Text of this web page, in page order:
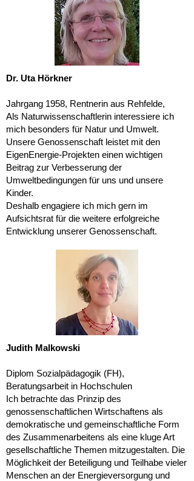
Dr. Uta Hörkner
Jahrgang 1958, Rentnerin aus Rehfelde,
Als Naturwissenschaftlerin interessiere ich
mich besonders für Natur und Umwelt.
Unsere Genossenschaft leistet mit den
EigenEnergie-Projekten einen wichtigen
Beitrag zur Verbesserung der
Umweltbedingungen für uns und unsere
Kinder.
Deshalb engagiere ich mich gern im
Aufsichtsrat für die weitere erfolgreiche
Entwicklung unserer Genossenschaft.
Judith Malkowski
Diplom Sozialpädagogik (FH),
Beratungsarbeit in Hochschulen
Ich betrachte das Prinzip des
genossenschaftlichen Wirtschaftens als
demokratische und gemeinschaftliche Form
des Zusammenarbeitens als eine kluge Art
gesellschaftliche Themen mitzugestalten. Die
Möglichkeit der Beteiligung und Teilhabe vieler
Menschen an der Energieversorgung und